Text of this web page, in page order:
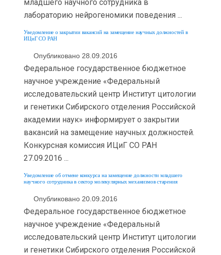
младшего научного сотрудника в
лабораторию нейрогеномики поведения ...
Уведомление о закрытии вакансий на замещение научных должностей в
ИЦиГ СО РАН
Опубликовано 28.09.2016
Федеральное государственное бюджетное
научное учреждение «Федеральный
исследовательский центр Институт цитологии
и генетики Сибирского отделения Российской
академии наук» информирует о закрытии
вакансий на замещение научных должностей.
Конкурсная комиссия ИЦиГ СО РАН
27.09.2016 ...
Уведомление об отмене конкурса на замещение должности младшего
научного сотрудника в сектор молекулярных механизмов старения
Опубликовано 20.09.2016
Федеральное государственное бюджетное
научное учреждение «Федеральный
исследовательский центр Институт цитологии
и генетики Сибирского отделения Российской